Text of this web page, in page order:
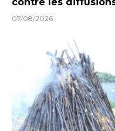
07/08/2026